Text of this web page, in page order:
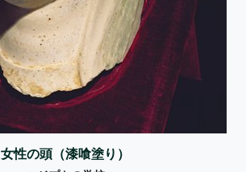
女性の頭（漆喰塗り）